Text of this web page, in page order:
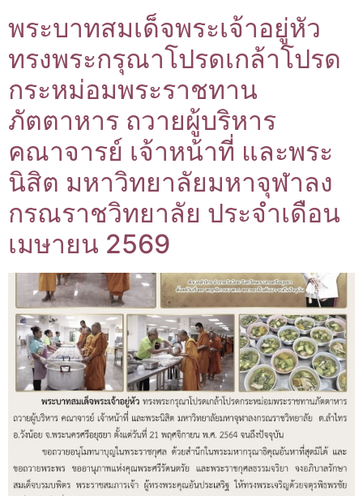
พระบาทสมเด็จพระเจ้าอยู่หัว
ทรงพระกรุณาโปรดเกล้าโปรด
กระหม่อมพระราชทาน
ภัตตาหาร ถวายผู้บริหาร
คณาจารย์ เจ้าหน้าที่ และพระ
นิสิต มหาวิทยาลัยมหาจุฬาลง
กรณราชวิทยาลัย ประจำเดือน
เมษายน 2569